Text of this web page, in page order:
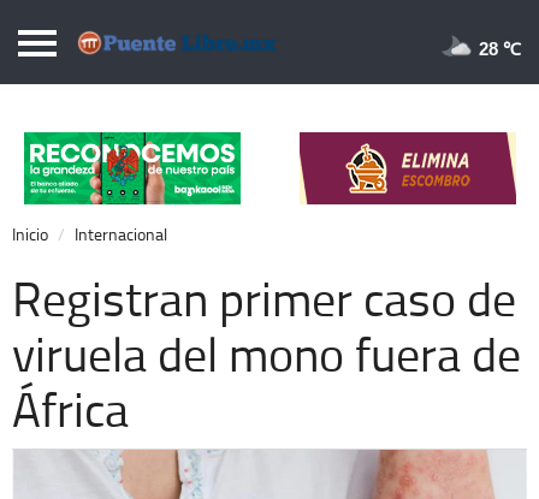
Puentelibre.mx
Local
Nacional
Opinión
Cronos
Economía
Espectáculos
28 ℃
Inicio Internacional
Registran primer caso de
viruela del mono fuera de
África